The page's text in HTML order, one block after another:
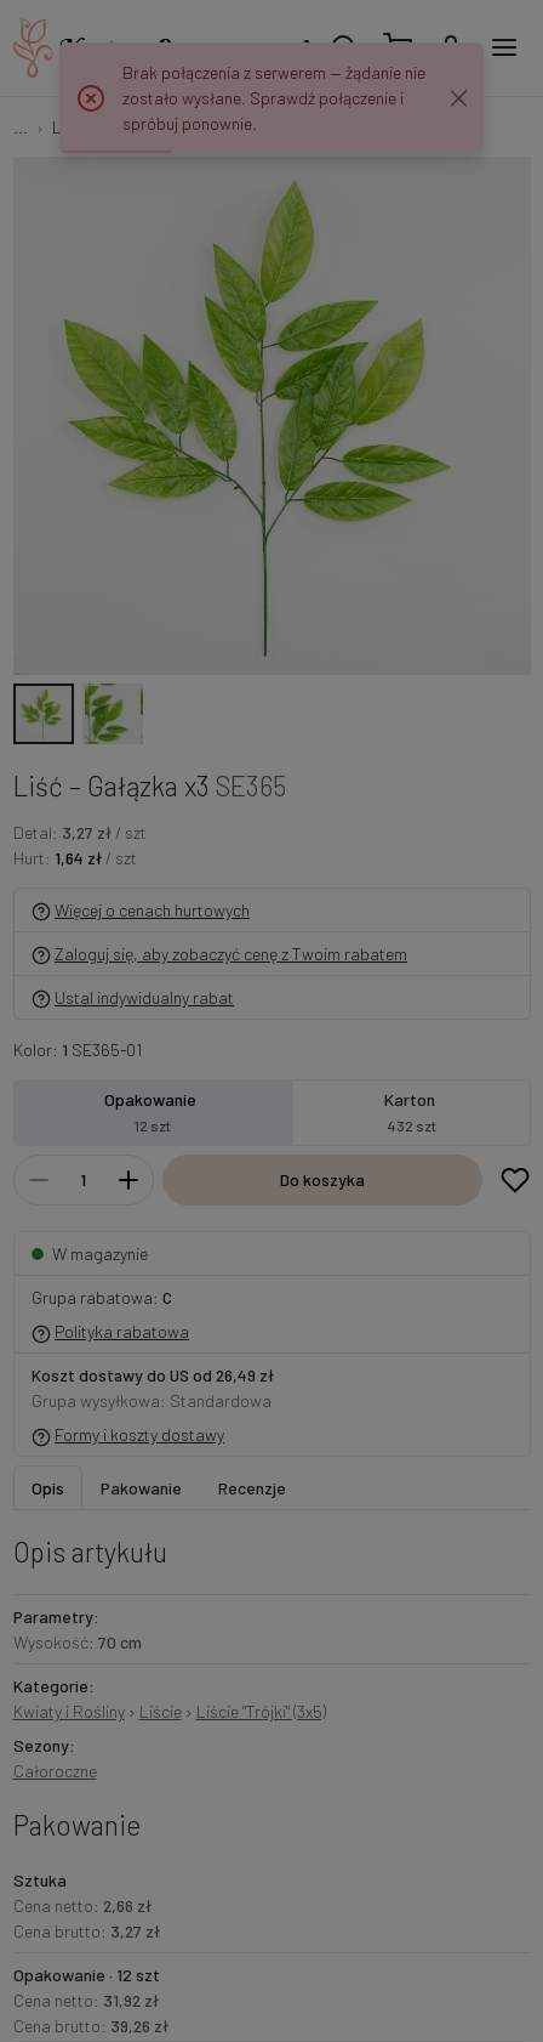
Liście "Trójki" (3x5) Liść – Gałązka x3 SE365
Liść – Gałązka x3 SE365
Detal: 3,27 zł / szt
Hurt: 1,64 zł / szt
Więcej o cenach hurtowych
Zaloguj się, aby zobaczyć cenę z Twoim rabatem
Ustal indywidualny rabat
Kolor: 1 SE365-01
Opakowanie
12 szt
Karton
432 szt
Do koszyka
W magazynie
Grupa rabatowa: C
Polityka rabatowa
Koszt dostawy do US od 26,49 zł
Grupa wysyłkowa: Standardowa
Formy i koszty dostawy
Opis Pakowanie Recenzje
Opis artykułu
Parametry:
Wysokość: 70 cm
Kategorie:
Kwiaty i Rośliny› Liście› Liście "Trójki" (3x5)
Sezony:
Całoroczne
Pakowanie
Sztuka
Cena netto: 2,66 zł
Cena brutto: 3,27 zł
Opakowanie · 12 szt
Cena netto: 31,92 zł
Cena brutto: 39,26 zł
Brak połączenia z serwerem — żądanie nie
zostało wysłane. Sprawdź połączenie i
spróbuj ponownie.